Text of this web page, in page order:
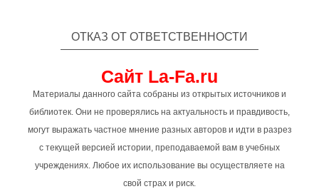
ОТКАЗ ОТ ОТВЕТСТВЕННОСТИ
Сайт La-Fa.ru
Материалы данного сайта собраны из открытых источников и
библиотек. Они не проверялись на актуальность и правдивость,
могут выражать частное мнение разных авторов и идти в разрез
с текущей версией истории, преподаваемой вам в учебных
учреждениях. Любое их использование вы осуществляете на
свой страх и риск.